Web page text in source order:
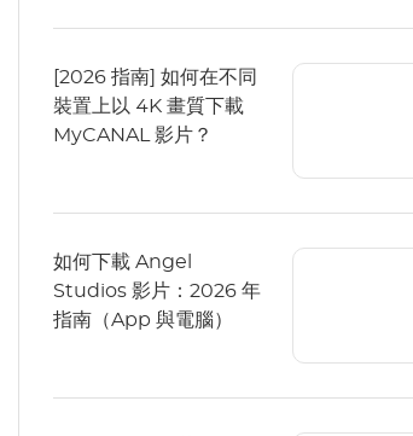
[2026 指南] 如何在不同
裝置上以 4K 畫質下載
MyCANAL 影片？
如何下載 Angel
Studios 影片：2026 年
指南（App 與電腦）